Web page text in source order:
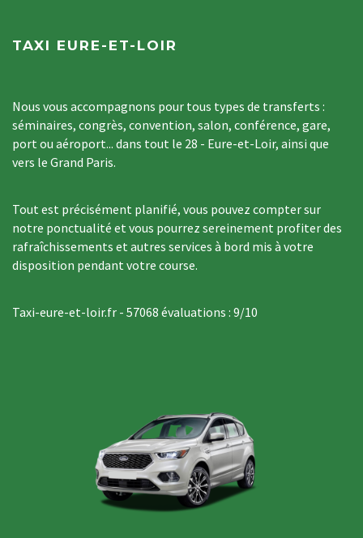
TAXI EURE-ET-LOIR
Nous vous accompagnons pour tous types de transferts :
séminaires, congrès, convention, salon, conférence, gare,
port ou aéroport... dans tout le 28 - Eure-et-Loir, ainsi que
vers le Grand Paris.
Tout est précisément planifié, vous pouvez compter sur
notre ponctualité et vous pourrez sereinement profiter des
rafraîchissements et autres services à bord mis à votre
disposition pendant votre course.
Taxi-eure-et-loir.fr - 57068 évaluations : 9/10